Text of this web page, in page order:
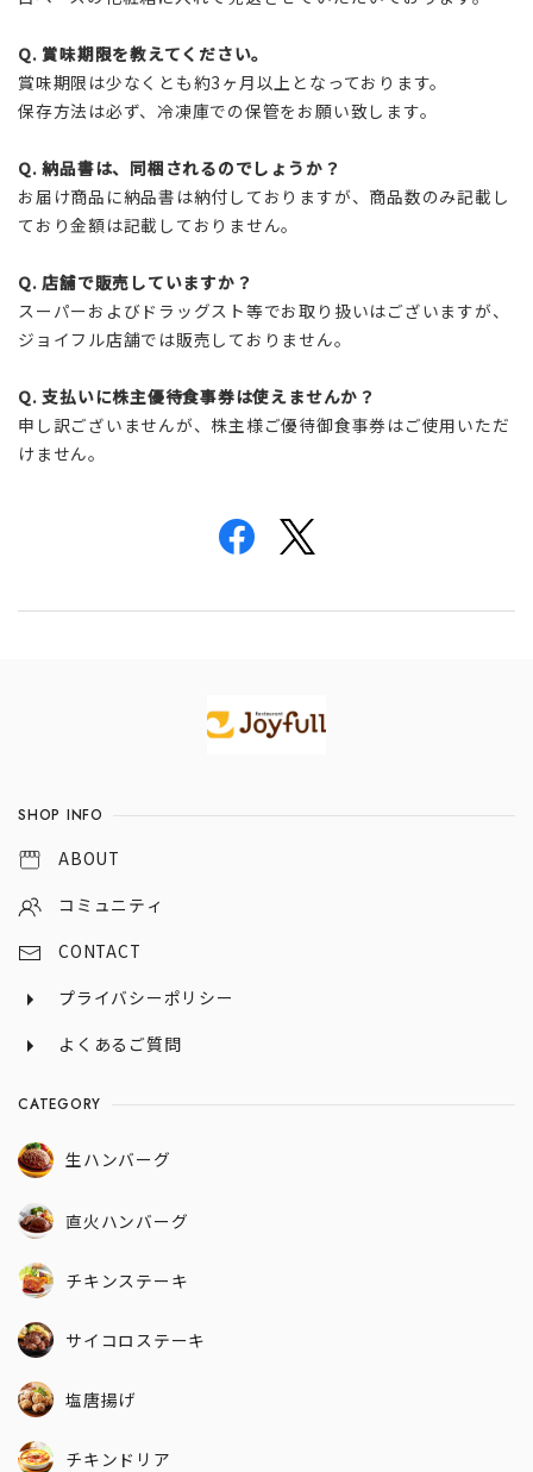
Q.賞味期限を教えてください。
賞味期限は少なくとも約3ヶ月以上となっております。
保存方法は必ず、冷凍庫での保管をお願い致します。
Q.納品書は、同梱されるのでしょうか？
お届け商品に納品書は納付しておりますが、商品数のみ記載し
ており金額は記載しておりません。
Q.店舗で販売していますか？
スーパーおよびドラッグスト等でお取り扱いはございますが、
ジョイフル店舗では販売しておりません。
Q.支払いに株主優待食事券は使えませんか？
申し訳ございませんが、株主様ご優待御食事券はご使用いただ
けません。
SHOP INFO
ABOUT
コミュニティ
CONTACT
プライバシーポリシー
よくあるご質問
CATEGORY
生ハンバーグ
直火ハンバーグ
チキンステーキ
サイコロステーキ
塩唐揚げ
チキンドリア